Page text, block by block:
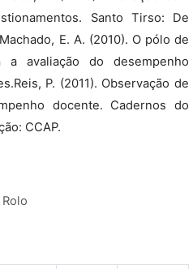
Santo Tirso: De
E. A. (2010). O pólo de
a avaliação do desempenho
P. (2011). Observação de
docente. Cadernos do
CCAP.